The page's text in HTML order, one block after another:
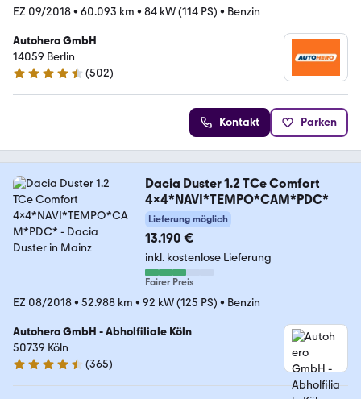
EZ 09/2018• 60.093 km • 84 kW (114 PS) • Benzin
Autohero GmbH
14059 Berlin
4.5 Sterne
(502)
Kontakt Parken
Dacia Duster 1.2 TCe Comfort
4x4*NAVI*TEMPO*CAM*PDC*
Lieferung möglich
13.190 €
inkl. kostenlose Lieferung
Fairer Preis
EZ 08/2018• 52.988 km • 92 kW (125 PS) • Benzin
Autohero GmbH - Abholfiliale Köln
50739 Köln
4.6 Sterne
(365)